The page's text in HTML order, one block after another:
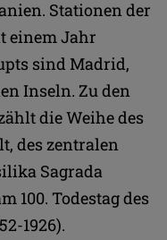
Stationen der
einem Jahr
sind Madrid,
Inseln. Zu den
die Weihe des
des zentralen
Sagrada
100. Todestag des
1926).